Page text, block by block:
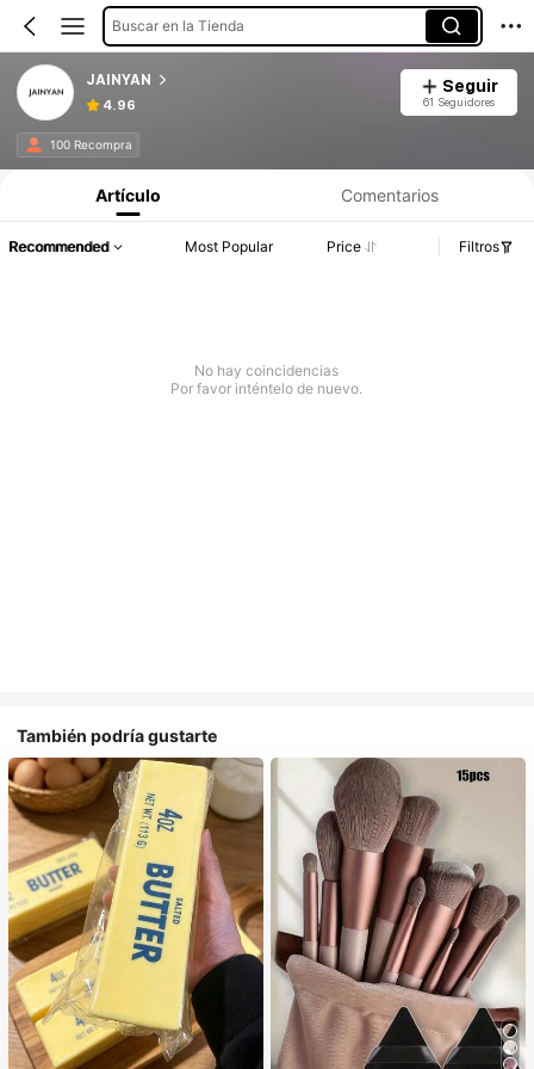
Buscar en la Tienda
JAINYAN
4.96
Seguir
61 Seguidores
100 Recompra
Artículo Comentarios
Recommended Most Popular Price Filtros
No hay coincidencias
Por favor inténtelo de nuevo.
También podría gustarte